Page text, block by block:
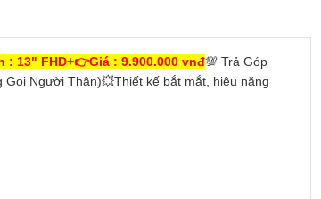
: 13" FHD+👉Giá : 9.900.000 vnđ💯 Trả Góp
Người Thân)💥Thiết kế bắt mắt, hiệu năng